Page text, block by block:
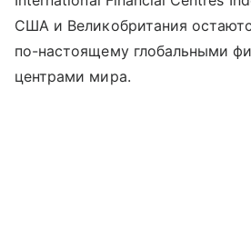
США и Великобритания
по-настоящему глобальными
центрами мира.